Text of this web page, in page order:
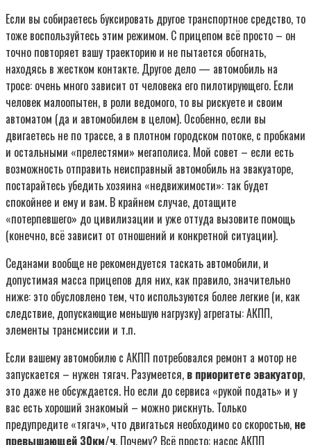
Если вы собираетесь буксировать другое транспортное средство, то
тоже воспользуйтесь этим режимом. С прицепом всё просто – он
точно повторяет вашу траекторию и не пытается обогнать,
находясь в жестком контакте. Другое дело — автомобиль на
тросе: очень много зависит от человека его пилотирующего. Если
человек малоопытен, в роли ведомого, то вы рискуете и своим
автоматом (да и автомобилем в целом). Особенно, если вы
двигаетесь не по трассе, а в плотном городском потоке, с пробками
и остальными «прелестями» мегаполиса. Мой совет – если есть
возможность отправить неисправный автомобиль на эвакуаторе,
постарайтесь убедить хозяина «недвижимости»: так будет
спокойнее и ему и вам. В крайнем случае, дотащите
«потерпевшего» до цивилизации и уже оттуда вызовите помощь
(конечно, всё зависит от отношений и конкретной ситуации).
Седанами вообще не рекомендуется таскать автомобили, и
допустимая масса прицепов для них, как правило, значительно
ниже: это обусловлено тем, что используются более легкие (и, как
следствие, допускающие меньшую нагрузку) агрегаты: АКПП,
элементы трансмиссии и т.п.
Если вашему автомобилю с АКПП потребовался ремонт а мотор не
запускается – нужен тягач. Разумеется, в приоритете эвакуатор,
это даже не обсуждается. Но если до сервиса «рукой подать» и у
вас есть хороший знакомый – можно рискнуть. Только
предупредите «тягач», что двигаться необходимо со скоростью, не
превышающей 30км/ч. Почему? Всё просто: насос АКПП